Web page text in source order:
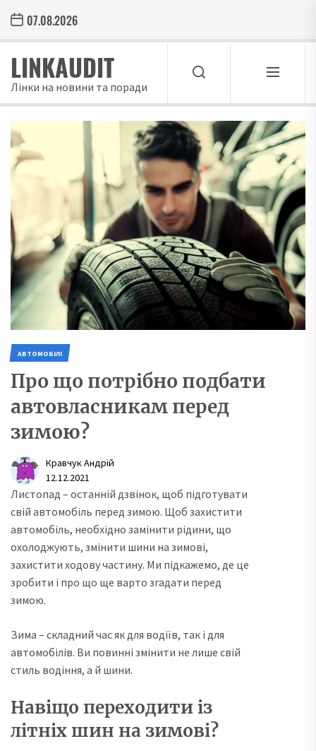
the
content
07.08.2026
LINKAUDIT
Лінки на новини та поради
АВТОМОБІЛІ
Про що потрібно подбати
автовласникам перед
зимою?
Кравчук Андрій
12.12.2021
Листопад – останній дзвінок, щоб підготувати
свій автомобіль перед зимою. Щоб захистити
автомобіль, необхідно замінити рідини, що
охолоджують, змінити шини на зимові,
захистити ходову частину. Ми підкажемо, де це
зробити і про що ще варто згадати перед
зимою.
Зима – складний час як для водіїв, так і для
автомобілів. Ви повинні змінити не лише свій
стиль водіння, а й шини.
Навіщо переходити із
літніх шин на зимові?